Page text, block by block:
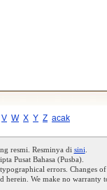
V W X Y Z acak
resmi. Resminya di sini
Pusat Bahasa (Pusba).
errors. Changes of
herein. We make no warranty